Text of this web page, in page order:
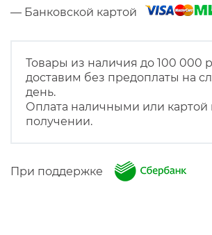
— Банковской картой
Товары из наличия до 100 000
доставим без предоплаты на
день.
Оплата наличными или картой
получении.
При поддержке